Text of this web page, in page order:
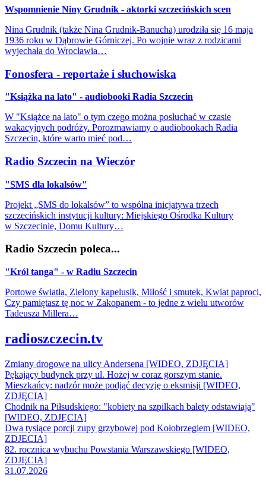
Wspomnienie Niny Grudnik - aktorki szczecińskich scen
Nina Grudnik (także Nina Grudnik-Banucha) urodziła się 16 maja
1936 roku w Dąbrowie Górniczej. Po wojnie wraz z rodzicami
wyjechała do Wrocławia…
Fonosfera - reportaże i słuchowiska
"Książka na lato" - audiobooki Radia Szczecin
W "Książce na lato" o tym czego można posłuchać w czasie
wakacyjnych podróży. Porozmawiamy o audiobookach Radia
Szczecin, które warto mieć pod…
Radio Szczecin na Wieczór
"SMS dla lokalsów"
Projekt „SMS do lokalsów” to wspólna inicjatywa trzech
szczecińskich instytucji kultury: Miejskiego Ośrodka Kultury
w Szczecinie, Domu Kultury…
Radio Szczecin poleca...
"Król tanga" - w Radiu Szczecin
Portowe światła, Zielony kapelusik, Miłość i smutek, Kwiat paproci,
Czy pamiętasz tę noc w Zakopanem - to jedne z wielu utworów
Tadeusza Millera…
radioszczecin.tv
Zmiany drogowe na ulicy Andersena [WIDEO, ZDJĘCIA]
Pękający budynek przy ul. Hożej w coraz gorszym stanie.
Mieszkańcy: nadzór może podjąć decyzję o eksmisji [WIDEO,
ZDJĘCIA]
Chodnik na Piłsudskiego: "kobiety na szpilkach balety odstawiają"
[WIDEO, ZDJĘCIA]
Dwa tysiące porcji zupy grzybowej pod Kołobrzegiem [WIDEO,
ZDJECIA]
82. rocznica wybuchu Powstania Warszawskiego [WIDEO,
ZDJĘCIA]
31.07.2026